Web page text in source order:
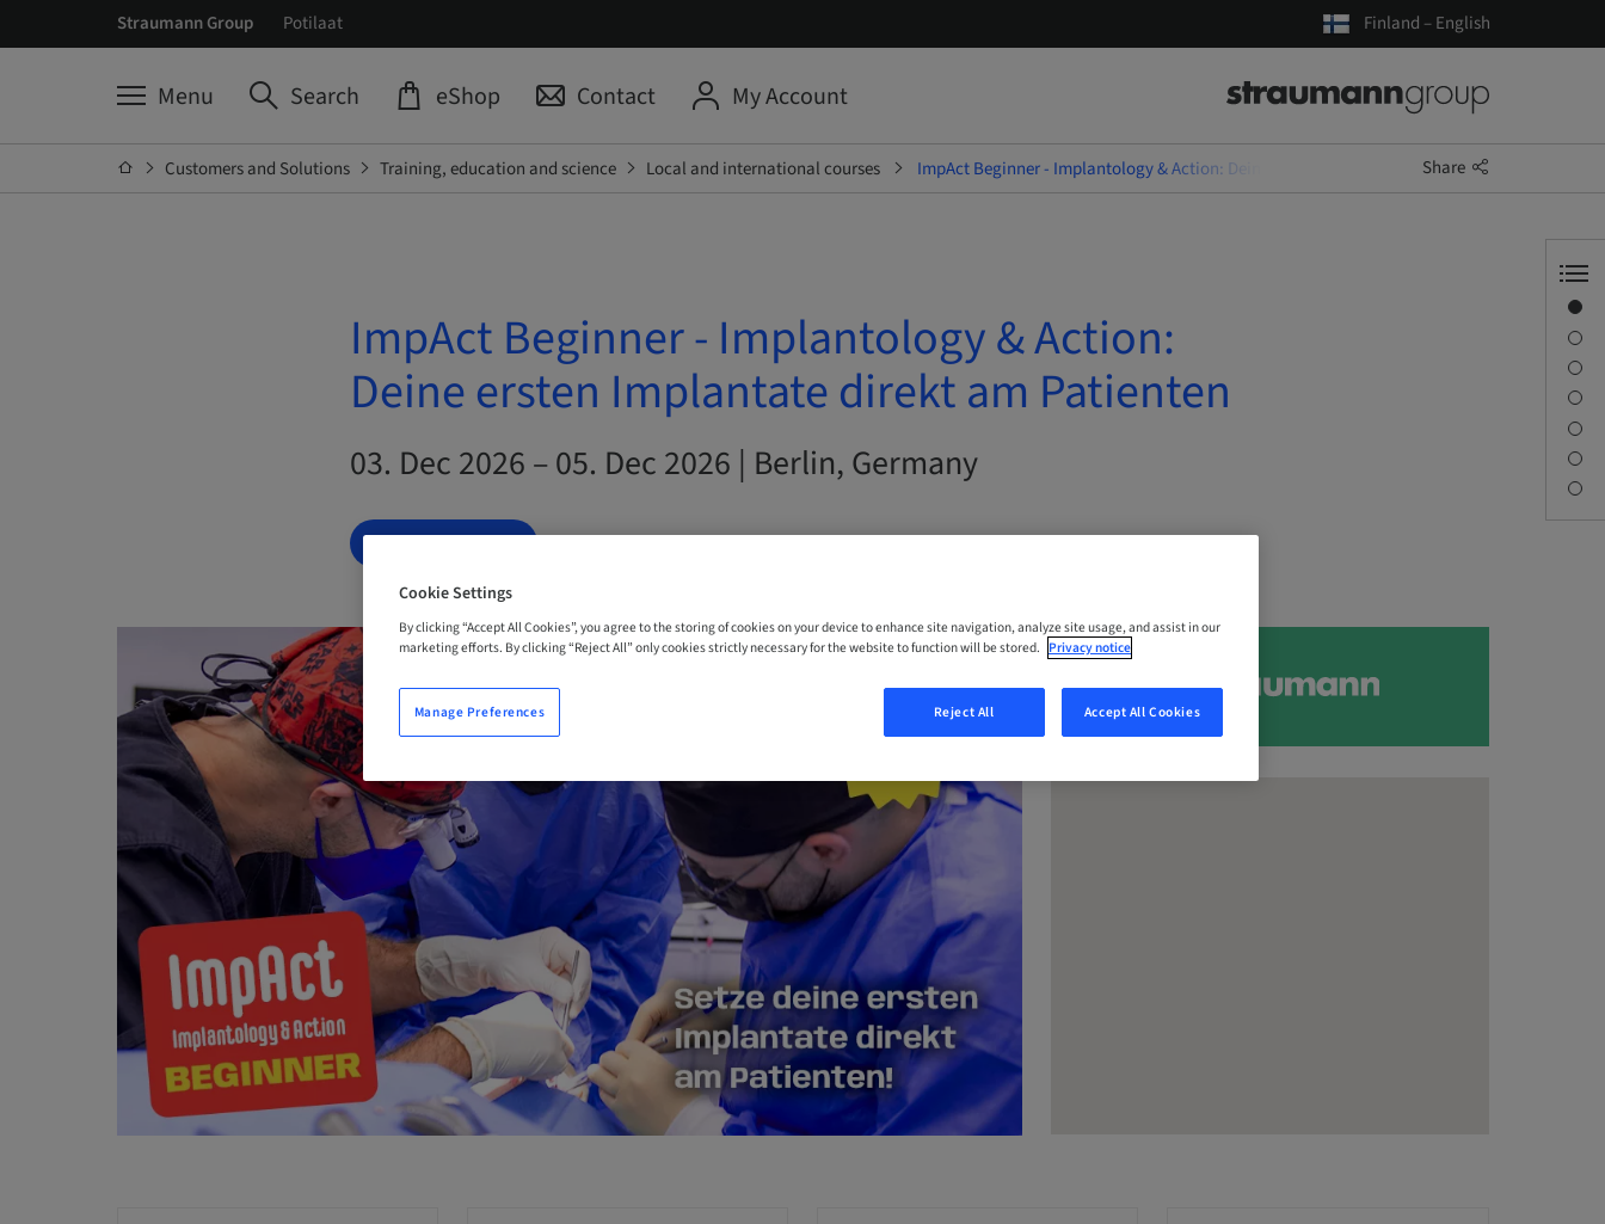
Straumann Group Potilaat Finland – English
Menu Search eShop Contact My Account
Customers and Solutions Training, education and science Local and international courses ImpAct Beginner - Implantology & Action: Deine ersten Implantate direkt am Patienten
Share
ImpAct Beginner - Implantology & Action:
Deine ersten Implantate direkt am Patienten
03. Dec 2026 – 05. Dec 2026 | Berlin, Germany
BOOK NOW
Cookie Settings
By clicking “Accept All Cookies”, you agree to the storing of cookies on your device to enhance site navigation, analyze site usage, and assist in our
marketing efforts. By clicking “Reject All” only cookies strictly necessary for the website to function will be stored. Privacy notice
Reject All Accept All Cookies
Manage Preferences